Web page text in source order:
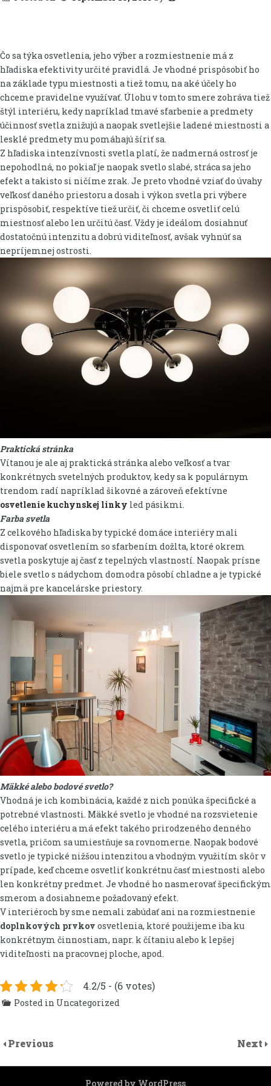
Čo sa týka osvetlenia, jeho výber a rozmiestnenie má z
hľadiska efektivity určité pravidlá. Je vhodné prispôsobiť ho
na základe typu miestnosti a tiež tomu, na aké účely ho
chceme pravidelne využívať. Úlohu v tomto smere zohráva tiež
štýl interiéru, kedy napríklad tmavé sfarbenie a predmety
účinnosť svetla znižujú a naopak svetlejšie ladené miestnosti a
lesklé predmety mu pomáhajú šíriť sa.
Z hľadiska intenzívnosti svetla platí, že nadmerná ostrosť je
nepohodlná, no pokiaľ je naopak svetlo slabé, stráca sa jeho
efekt a takisto si ničíme zrak. Je preto vhodné vziať do úvahy
veľkosť daného priestoru a dosah i výkon svetla pri výbere
prispôsobiť, respektíve tiež určiť, či chceme osvetliť celú
miestnosť alebo len určitú časť. Vždy je ideálom dosiahnuť
dostatočnú intenzitu a dobrú viditeľnosť, avšak vyhnúť sa
nepríjemnej ostrosti.
Praktická stránka
Vítanou je ale aj praktická stránka alebo veľkosť a tvar
konkrétnych svetelných produktov, kedy sa k populárnym
trendom radí napríklad šikovné a zároveň efektívne
osvetlenie kuchynskej linky led pásikmi.
Farba svetla
Z celkového hľadiska by typické domáce interiéry mali
disponovať osvetlením so sfarbením dožlta, ktoré okrem
svetla poskytuje aj časť z tepelných vlastností. Naopak prísne
biele svetlo s nádychom domodra pôsobí chladne a je typické
najmä pre kancelárske priestory.
Mäkké alebo bodové svetlo?
Vhodná je ich kombinácia, každé z nich ponúka špecifické a
potrebné vlastnosti. Mäkké svetlo je vhodné na rozsvietenie
celého interiéru a má efekt takého prirodzeného denného
svetla, pričom sa umiestňuje sa rovnomerne. Naopak bodové
svetlo je typické nižšou intenzitou a vhodným využitím skôr v
prípade, keď chceme osvetliť konkrétnu časť miestnosti alebo
len konkrétny predmet. Je vhodné ho nasmerovať špecifickým
smerom a dosiahneme požadovaný efekt.
V interiéroch by sme nemali zabúdať ani na rozmiestnenie
doplnkových prvkov osvetlenia, ktoré použijeme iba ku
konkrétnym činnostiam, napr. k čítaniu alebo k lepšej
viditeľnosti na pracovnej ploche, apod.
4.2/5 - (6 votes)
Posted in Uncategorized
Previous Next
Powered by WordPress